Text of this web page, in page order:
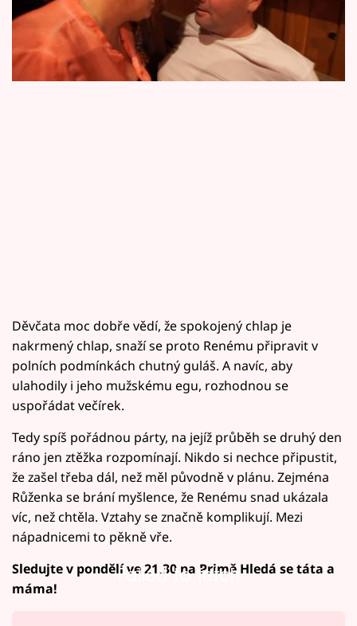
Sledujte prima+
Filmový festival Karlovy Vary
Hledá se táta a máma, který uvidíte v pondělí
na Primě ve 21.30.
Děvčata moc dobře vědí, že spokojený chlap je
nakrmený chlap, snaží se proto Renému připravit v
polních podmínkách chutný guláš. A navíc, aby
ulahodily i jeho mužskému egu, rozhodnou se
uspořádat večírek.
Tedy spíš pořádnou párty, na jejíž průběh se druhý den
ráno jen ztěžka rozpomínají. Nikdo si nechce připustit,
že zašel třeba dál, než měl původně v plánu. Zejména
Růženka se brání myšlence, že Renému snad ukázala
víc, než chtěla. Vztahy se značně komplikují. Mezi
nápadnicemi to pěkně vře.
Failed to fetch
Sledujte v pondělí ve 21.30 na Primě Hledá se táta a
máma!